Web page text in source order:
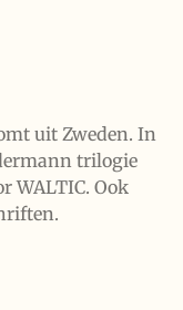
uit Zweden. In
trilogie
WALTIC. Ook